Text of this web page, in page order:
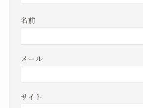
名前
メール
サイト